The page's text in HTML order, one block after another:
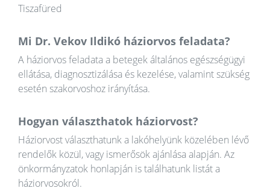
Tiszafüred
Mi Dr. Vekov Ildikó háziorvos feladata?
A háziorvos feladata a betegek általános egészségügyi
ellátása, diagnosztizálása és kezelése, valamint szükség
esetén szakorvoshoz irányítása.
Hogyan választhatok háziorvost?
Háziorvost választhatunk a lakóhelyünk közelében lévő
rendelők közül, vagy ismerősök ajánlása alapján. Az
önkormányzatok honlapján is találhatunk listát a
háziorvosokról.